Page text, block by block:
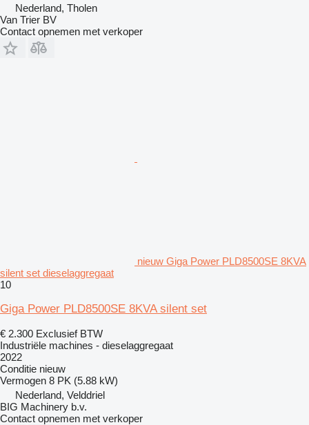
Nederland, Tholen
Van Trier BV
Contact opnemen met verkoper
nieuw Giga Power PLD8500SE 8KVA
silent set dieselaggregaat
10
Giga Power PLD8500SE 8KVA silent set
€ 2.300 Exclusief BTW
Industriële machines - dieselaggregaat
2022
Conditie nieuw
Vermogen 8 PK (5.88 kW)
Nederland, Velddriel
BIG Machinery b.v.
Contact opnemen met verkoper